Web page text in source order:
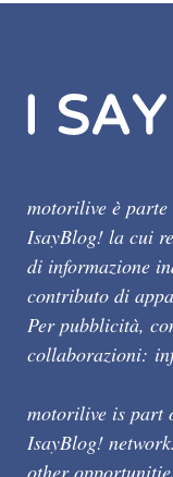
motorilive è
IsayBlog! la cui
di informazione
contributo di
Per pubblicità,
collaborazioni:
motorilive is part
IsayBlog!